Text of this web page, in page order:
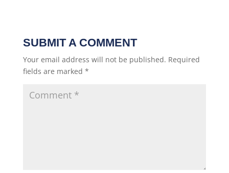
SUBMIT A COMMENT
Your email address will not be published. Required
fields are marked *